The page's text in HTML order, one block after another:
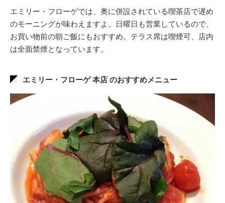
エミリー・フローゲでは、奥に併設されている喫茶店で遅め
のモーニングが味わえますよ。日曜日も営業しているので、
お買い物前の朝ご飯にもおすすめ。テラス席は喫煙可、店内
は全面禁煙となっています。
エミリー・フローゲ 本店 のおすすめメニュー